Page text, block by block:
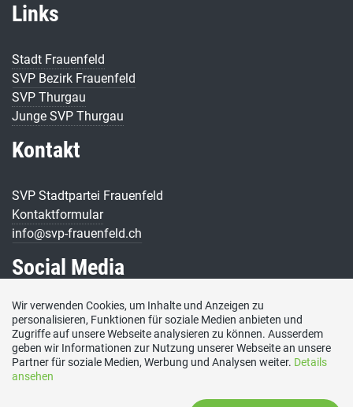
Links
Stadt Frauenfeld
SVP Bezirk Frauenfeld
SVP Thurgau
Junge SVP Thurgau
Kontakt
SVP Stadtpartei Frauenfeld
Kontaktformular
info@svp-frauenfeld.ch
Social Media
Wir verwenden Cookies, um Inhalte und Anzeigen zu
personalisieren, Funktionen für soziale Medien anbieten und
Zugriffe auf unsere Webseite analysieren zu können. Ausserdem
geben wir Informationen zur Nutzung unserer Webseite an unsere
Partner für soziale Medien, Werbung und Analysen weiter. Details
ansehen